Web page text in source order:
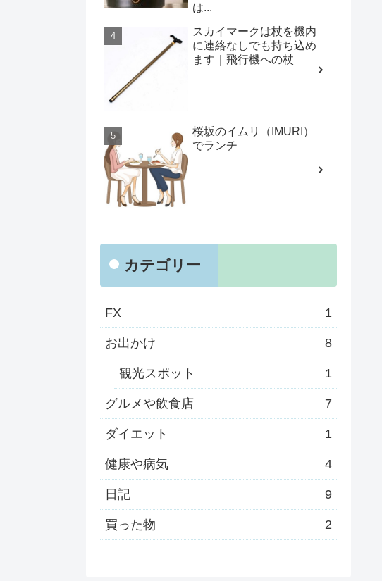
は...
スカイマークは杖を機内
に連絡なしでも持ち込め
ます｜飛行機への杖
桜坂のイムリ（IMURI）
でランチ
カテゴリー
FX 1
お出かけ 8
観光スポット 1
グルメや飲食店 7
ダイエット 1
健康や病気 4
日記 9
買った物 2